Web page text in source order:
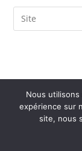
2026 - Variance
Nous
expérience sur
site, nous